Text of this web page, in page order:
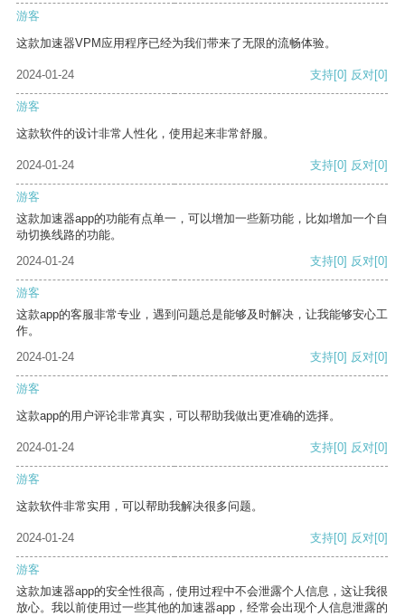
游客
这款加速器VPM应用程序已经为我们带来了无限的流畅体验。
2024-01-24 支持[0] 反对[0]
游客
这款软件的设计非常人性化，使用起来非常舒服。
2024-01-24 支持[0] 反对[0]
游客
这款加速器app的功能有点单一，可以增加一些新功能，比如增加一个自
动切换线路的功能。
2024-01-24
支持[0] 反对[0]
游客
这款app的客服非常专业，遇到问题总是能够及时解决，让我能够安心工
作。
2024-01-24
支持[0] 反对[0]
游客
这款app的用户评论非常真实，可以帮助我做出更准确的选择。
2024-01-24 支持[0] 反对[0]
游客
这款软件非常实用，可以帮助我解决很多问题。
2024-01-24 支持[0] 反对[0]
游客
这款加速器app的安全性很高，使用过程中不会泄露个人信息，这让我很
放心。我以前使用过一些其他的加速器app，经常会出现个人信息泄露的